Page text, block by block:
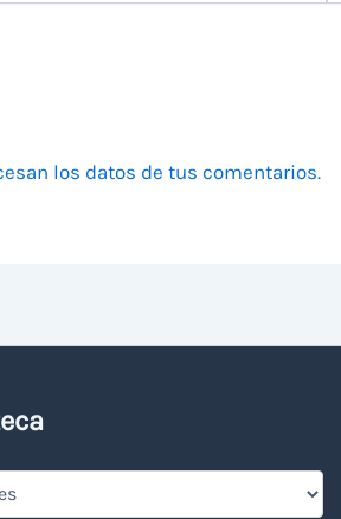
los datos de tus comentarios.